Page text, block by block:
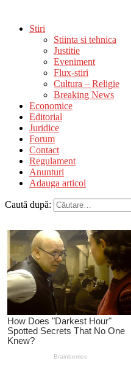
Stiri
Stiinta si tehnica
Justitie
Eveniment
Flux-stiri
Cultura – Religie
Breaking News
Economice
Editorial
Juridice
Forum
Contact
Regulament
Anunturi
Adauga articol
Caută după: